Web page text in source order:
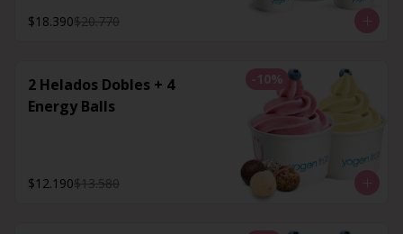
$18.390$20.770
-10%
2 Helados Dobles + 4
Energy Balls
$12.190$13.580